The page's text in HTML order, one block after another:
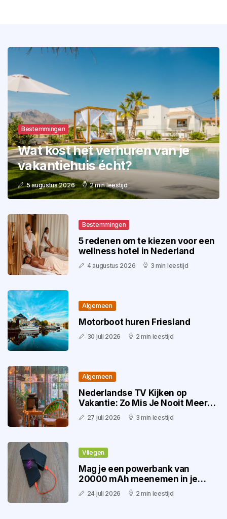
Bestemmingen
Wat kost het verhuren van je
vakantiehuis écht?
5 augustus 2026 2 min leestijd
Bestemmingen
5 redenen om te kiezen voor een
wellness hotel in Nederland
4 augustus 2026 3 min leestijd
Algemeen
Motorboot huren Friesland
30 juli 2026 2 min leestijd
Algemeen
Nederlandse TV Kijken op
Vakantie: Zo Mis Je Nooit Meer
Iets27 juli 2026 3 min leestijd
Vliegen
Mag je een powerbank van
20000 mAh meenemen in je
handbagage in 2026?
24 juli 2026 2 min leestijd